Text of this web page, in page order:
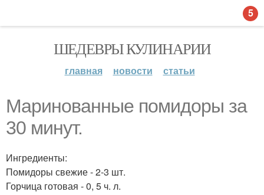
ШЕДЕВРЫ КУЛИНАРИИ
главная новости статьи
Маринованные помидоры за
30 минут.
Ингредиенты:
Помидоры свежие - 2-3 шт.
Горчица готовая - 0, 5 ч. л.
5